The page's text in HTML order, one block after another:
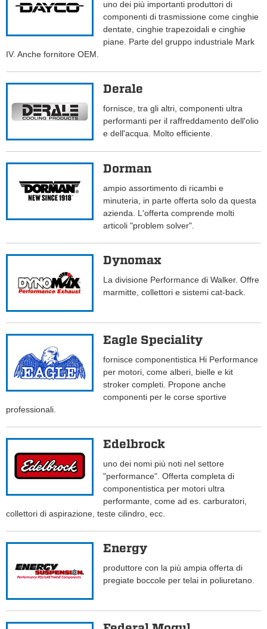
uno dei più importanti produttori di
componenti di trasmissione come cinghie
dentate, cinghie trapezoidali e cinghie
piane. Parte del gruppo industriale Mark
IV. Anche fornitore OEM.
Derale
fornisce, tra gli altri, componenti ultra
performanti per il raffreddamento dell'olio
e dell'acqua. Molto efficiente.
Dorman
ampio assortimento di ricambi e
minuteria, in parte offerta solo da questa
azienda. L'offerta comprende molti
articoli "problem solver".
Dynomax
La divisione Performance di Walker. Offre
marmitte, collettori e sistemi cat-back.
Eagle Speciality
fornisce componentistica Hi Performance
per motori, come alberi, bielle e kit
stroker completi. Propone anche
componenti per le corse sportive
professionali.
Edelbrock
uno dei nomi più noti nel settore
"performance". Offerta completa di
componentistica per motori ultra
performante, come ad es. carburatori,
collettori di aspirazione, teste cilindro, ecc.
Energy
produttore con la più ampia offerta di
pregiate boccole per telai in poliuretano.